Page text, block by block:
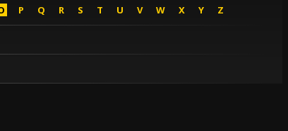
P Q R S T U V W X Y Z